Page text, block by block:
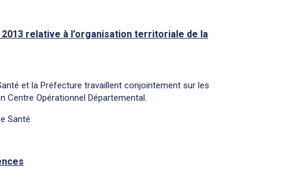
2013 relative à l’organisation territoriale de la
et la Préfecture travaillent conjointement sur les
Centre Opérationnel Départemental.
Santé